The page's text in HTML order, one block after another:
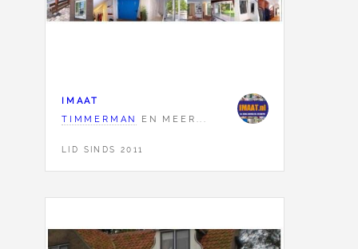
IMAAT
TIMMERMAN
EN MEER...
LID SINDS 2011